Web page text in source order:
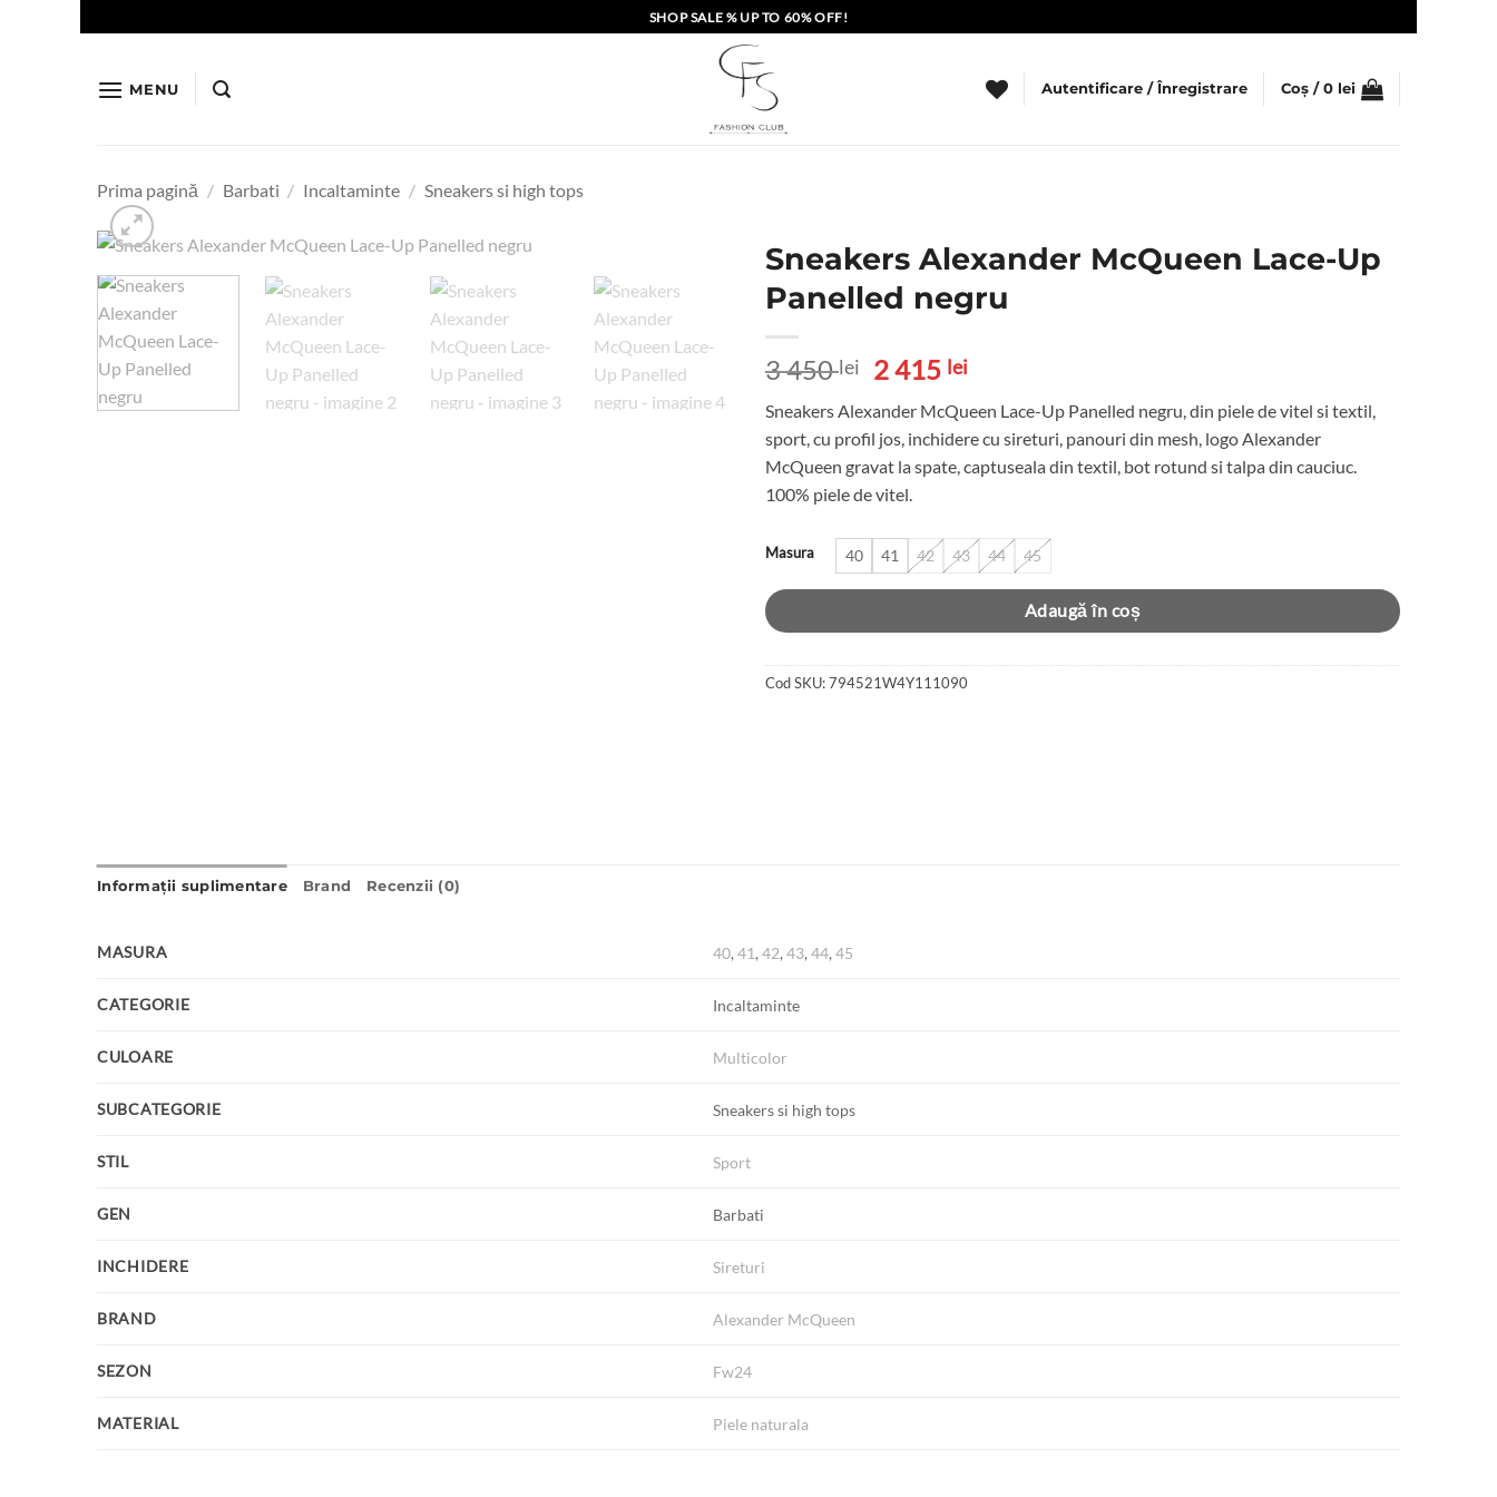
to
SHOP SALE % UP TO 60% OFF!
MENU Autentificare / Înregistrare Coș / 0 lei
Prima pagină / Barbati / Incaltaminte / Sneakers si high tops
Sneakers Alexander McQueen Lace-Up
Panelled negru
3 450lei
Prețul
a
fost:
3
450 lei.
2 415 leiPrețul
este:
2
415 lei.
Sneakers Alexander McQueen Lace-Up Panelled negru, din piele de vitel si textil,
sport, cu profil jos, inchidere cu sireturi, panouri din mesh, logo Alexander
McQueen gravat la spate, captuseala din textil, bot rotund si talpa din cauciuc.
100% piele de vitel.
Masura 40 41 42 43 44 45
Adaugă în coș
Cod SKU:794521W4Y111090
Informații suplimentare Brand Recenzii (0)
MASURA 40,41,42,43,44,45
CATEGORIE Incaltaminte
CULOARE Multicolor
SUBCATEGORIE Sneakers si high tops
STIL Sport
GEN Barbati
INCHIDERE Sireturi
BRAND Alexander McQueen
SEZON Fw24
MATERIAL Piele naturala